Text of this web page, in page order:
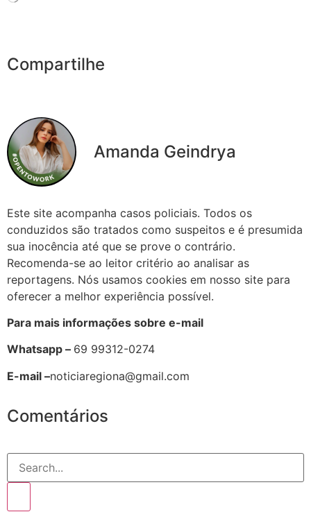
Compartilhe
Amanda Geindrya
Este site acompanha casos policiais. Todos os
conduzidos são tratados como suspeitos e é presumida
sua inocência até que se prove o contrário.
Recomenda-se ao leitor critério ao analisar as
reportagens. Nós usamos cookies em nosso site para
oferecer a melhor experiência possível.
Para mais informações sobre e-mail
Whatsapp – 69 99312-0274
E-mail –noticiaregiona@gmail.com
Comentários